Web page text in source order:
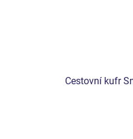
Cestovní kufr